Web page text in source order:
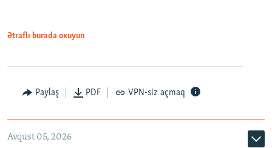
Ətraflı burada oxuyun
Paylaş PDF VPN-siz açmaq
Avqust 05, 2026